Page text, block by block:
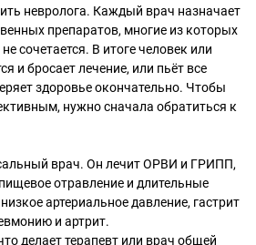
невролога. Каждый врач назначает
препаратов, многие из которых
сочетается. В итоге человек или
и бросает лечение, или пьёт все
здоровье окончательно. Чтобы
нужно сначала обратиться к
врач. Он лечит ОРВИ и ГРИПП,
отравление и длительные
артериальное давление, гастрит
и артрит.
делает терапевт или врач общей